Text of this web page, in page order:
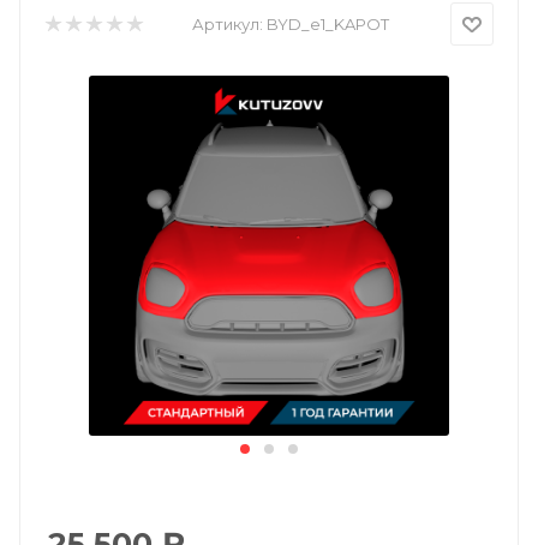
Артикул: BYD_e1_KAPOT